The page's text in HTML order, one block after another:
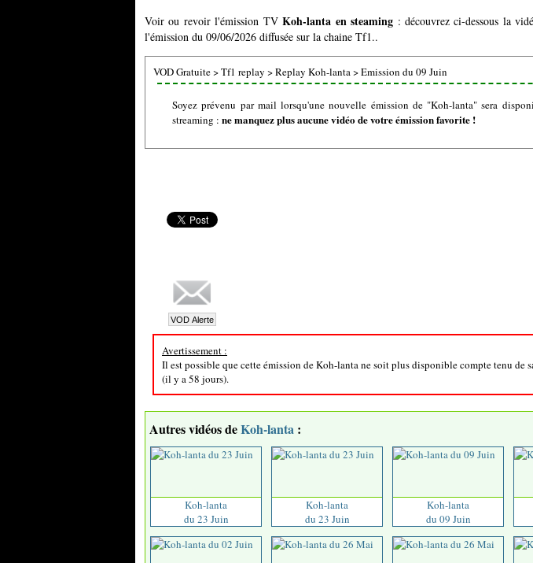
Voir ou revoir l'émission TVKoh-lanta en steaming : découvrez ci-dessous la
l'émission du 09/06/2026 diffusée sur la chaine Tf1..
VOD Gratuite>Tf1 replay >Replay Koh-lanta>Emission du 09 Juin
Soyez prévenu par mail lorsqu'une nouvelle émission de "Koh-lanta" sera
streaming : ne manquez plus aucune vidéo de votre émission favorite !
Avertissement :
Il est possible que cette émission de Koh-lanta ne soit plus disponible compte tenu de
(il y a 58 jours).
Autres vidéos deKoh-lanta :
Koh-lanta
du 23 Juin
Koh-lanta
du 23 Juin
Koh-lanta
du 09 Juin